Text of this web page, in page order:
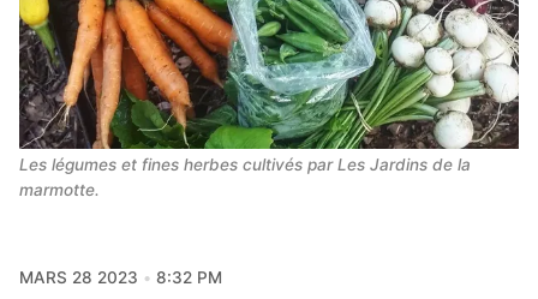
Les légumes et fines herbes cultivés par Les Jardins de la
marmotte.
MARS 28 2023
8:32 PM